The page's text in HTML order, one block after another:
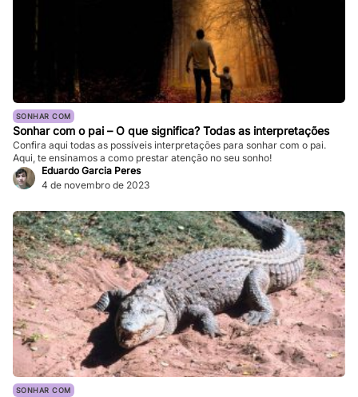
SONHAR COM
Sonhar com o pai – O que significa? Todas as interpretações
Confira aqui todas as possíveis interpretações para sonhar com o pai.
Aqui, te ensinamos a como prestar atenção no seu sonho!
Eduardo Garcia Peres
4 de novembro de 2023
SONHAR COM